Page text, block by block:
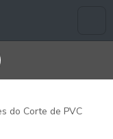
do Corte de PVC